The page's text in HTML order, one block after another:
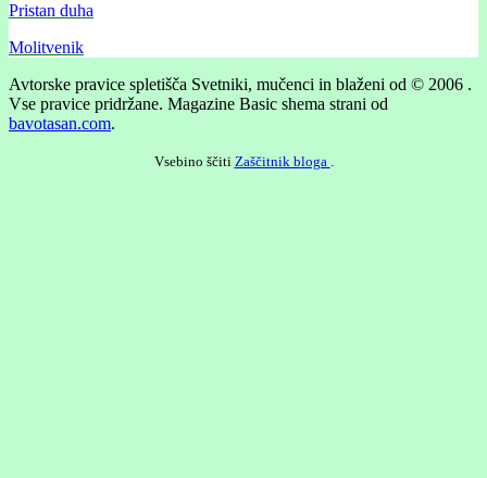
Pristan duha
Molitvenik
Avtorske pravice spletišča Svetniki, mučenci in blaženi od © 2006 .
Vse pravice pridržane. Magazine Basic shema strani od
bavotasan.com.
Vsebino ščiti Zaščitnik bloga .